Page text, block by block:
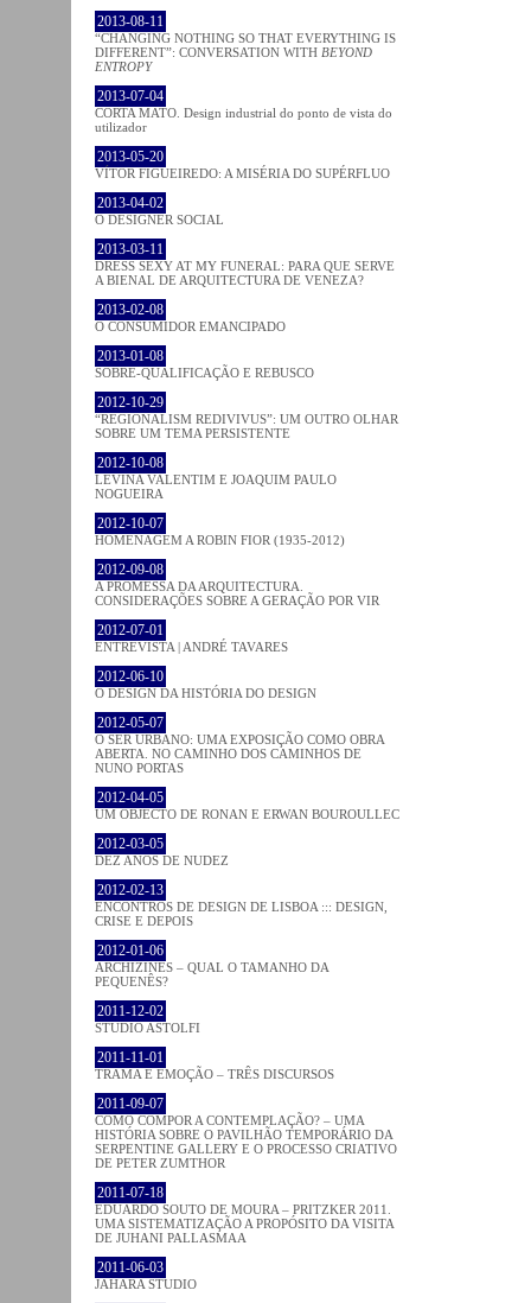
2013-08-11
“CHANGING NOTHING SO THAT EVERYTHING IS
DIFFERENT”: CONVERSATION WITH BEYOND
ENTROPY
2013-07-04
CORTA MATO. Design industrial do ponto de vista do
utilizador
2013-05-20
VÍTOR FIGUEIREDO: A MISÉRIA DO SUPÉRFLUO
2013-04-02
O DESIGNER SOCIAL
2013-03-11
DRESS SEXY AT MY FUNERAL: PARA QUE SERVE
A BIENAL DE ARQUITECTURA DE VENEZA?
2013-02-08
O CONSUMIDOR EMANCIPADO
2013-01-08
SOBRE-QUALIFICAÇÃO E REBUSCO
2012-10-29
“REGIONALISM REDIVIVUS”: UM OUTRO OLHAR
SOBRE UM TEMA PERSISTENTE
2012-10-08
LEVINA VALENTIM E JOAQUIM PAULO
NOGUEIRA
2012-10-07
HOMENAGEM A ROBIN FIOR (1935-2012)
2012-09-08
A PROMESSA DA ARQUITECTURA.
CONSIDERAÇÕES SOBRE A GERAÇÃO POR VIR
2012-07-01
ENTREVISTA | ANDRÉ TAVARES
2012-06-10
O DESIGN DA HISTÓRIA DO DESIGN
2012-05-07
O SER URBANO: UMA EXPOSIÇÃO COMO OBRA
ABERTA. NO CAMINHO DOS CAMINHOS DE
NUNO PORTAS
2012-04-05
UM OBJECTO DE RONAN E ERWAN BOUROULLEC
2012-03-05
DEZ ANOS DE NUDEZ
2012-02-13
ENCONTROS DE DESIGN DE LISBOA ::: DESIGN,
CRISE E DEPOIS
2012-01-06
ARCHIZINES – QUAL O TAMANHO DA
PEQUENÊS?
2011-12-02
STUDIO ASTOLFI
2011-11-01
TRAMA E EMOÇÃO – TRÊS DISCURSOS
2011-09-07
COMO COMPOR A CONTEMPLAÇÃO? – UMA
HISTÓRIA SOBRE O PAVILHÃO TEMPORÁRIO DA
SERPENTINE GALLERY E O PROCESSO CRIATIVO
DE PETER ZUMTHOR
2011-07-18
EDUARDO SOUTO DE MOURA – PRITZKER 2011.
UMA SISTEMATIZAÇÃO A PROPÓSITO DA VISITA
DE JUHANI PALLASMAA
2011-06-03
JAHARA STUDIO